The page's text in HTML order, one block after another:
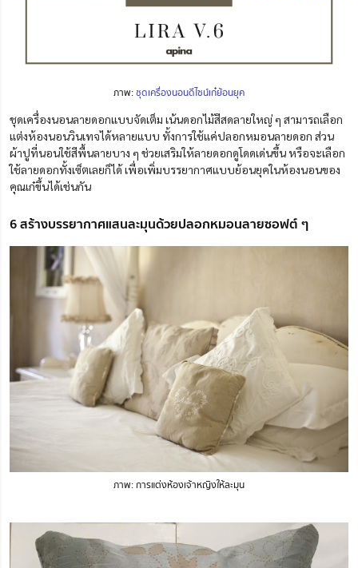
ภาพ:ชุดเครื่องนอนดีไซน์เก๋ย้อนยุค
ชุดเครื่องนอนลายดอกแบบจัดเต็ม เน้นดอกไม้สีสดลายใหญ่ ๆ สามารถเลือก
แต่งห้องนอนวินเทจได้หลายแบบ ทั้งการใช้แค่ปลอกหมอนลายดอก ส่วน
ผ้าปูที่นอนใช้สีพื้นลายบาง ๆ ช่วยเสริมให้ลายดอกดูโดดเด่นขึ้น หรือจะเลือก
ใช้ลายดอกทั้งเซ็ตเลยก็ได้ เพื่อเพิ่มบรรยากาศแบบย้อนยุคในห้องนอนของ
คุณเก๋ขึ้นได้เช่นกัน
6 สร้างบรรยากาศแสนละมุนด้วยปลอกหมอนลายซอฟต์ ๆ
ภาพ: การแต่งห้องเจ้าหญิงให้ละมุน